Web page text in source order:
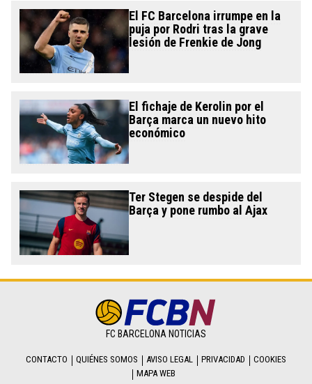
El FC Barcelona irrumpe en la
puja por Rodri tras la grave
lesión de Frenkie de Jong
El fichaje de Kerolin por el
Barça marca un nuevo hito
económico
Ter Stegen se despide del
Barça y pone rumbo al Ajax
FC BARCELONA NOTICIAS
CONTACTO QUIÉNES SOMOS AVISO LEGAL PRIVACIDAD
COOKIES
MAPA WEB